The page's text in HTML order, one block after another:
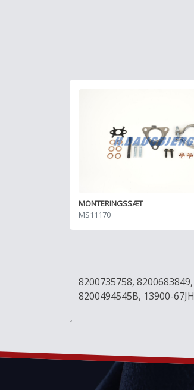
MONTERINGSSÆT
MS11170
8200735758,
8200494545B, 13900-
´